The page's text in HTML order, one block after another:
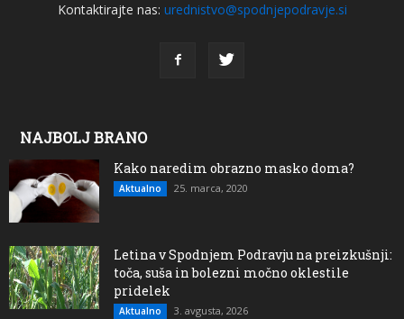
Kontaktirajte nas: urednistvo@spodnjepodravje.si
NAJBOLJ BRANO
Kako naredim obrazno masko doma?
Aktualno 25. marca, 2020
Letina v Spodnjem Podravju na preizkušnji:
toča, suša in bolezni močno oklestile
pridelek
Aktualno 3. avgusta, 2026